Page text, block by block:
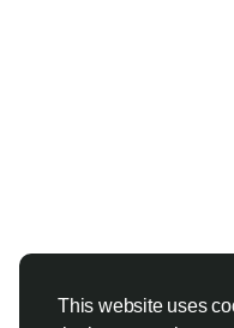
This website uses